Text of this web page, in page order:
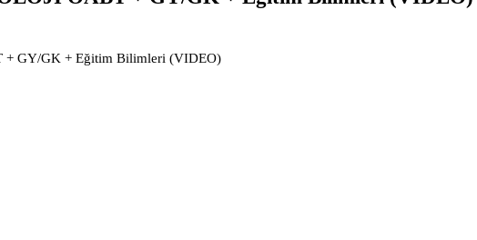
+ GY/GK + Eğitim Bilimleri (VIDEO)